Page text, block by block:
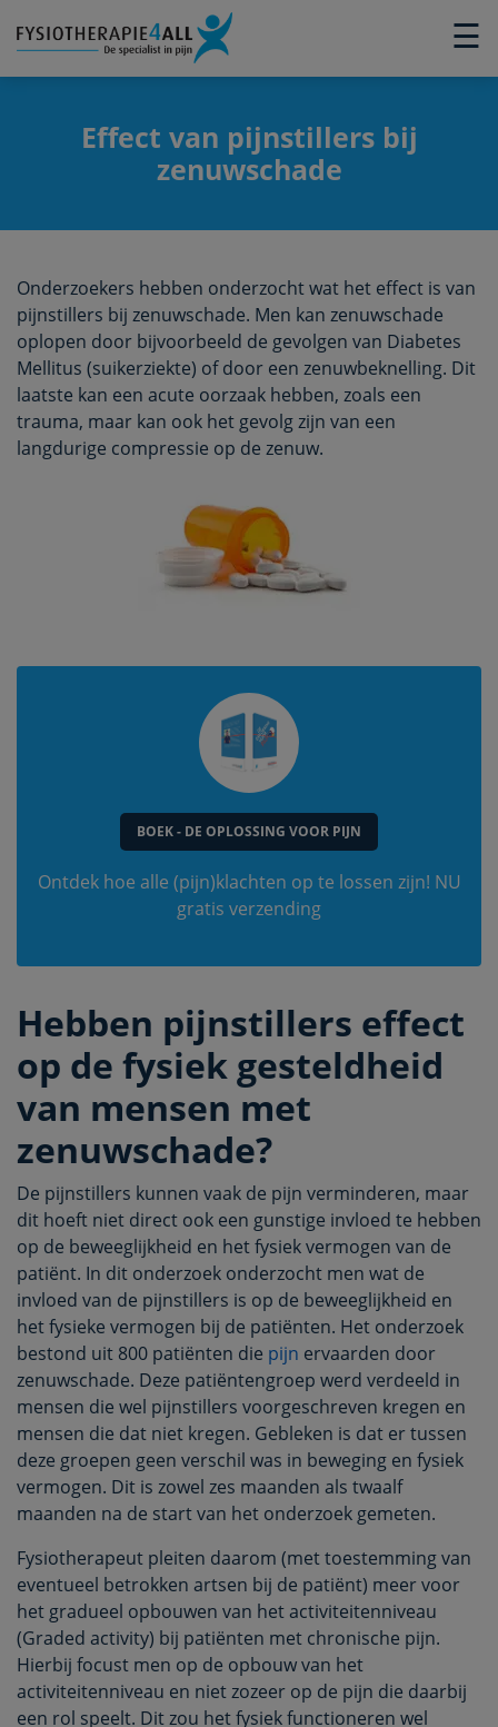
☰
×
Effect van pijnstillers bij
zenuwschade
Onderzoekers hebben onderzocht wat het effect is van
pijnstillers bij zenuwschade. Men kan zenuwschade
oplopen door bijvoorbeeld de gevolgen van Diabetes
Mellitus (suikerziekte) of door een zenuwbeknelling. Dit
laatste kan een acute oorzaak hebben, zoals een
trauma, maar kan ook het gevolg zijn van een
langdurige compressie op de zenuw.
BOEK - DE OPLOSSING VOOR PIJN
Ontdek hoe alle (pijn)klachten op te lossen zijn! NU
gratis verzending
Hebben pijnstillers effect
op de fysiek gesteldheid
van mensen met
zenuwschade?
De pijnstillers kunnen vaak de pijn verminderen, maar
dit hoeft niet direct ook een gunstige invloed te hebben
op de beweeglijkheid en het fysiek vermogen van de
patiënt. In dit onderzoek onderzocht men wat de
invloed van de pijnstillers is op de beweeglijkheid en
het fysieke vermogen bij de patiënten. Het onderzoek
bestond uit 800 patiënten die pijn ervaarden door
zenuwschade. Deze patiëntengroep werd verdeeld in
mensen die wel pijnstillers voorgeschreven kregen en
mensen die dat niet kregen. Gebleken is dat er tussen
deze groepen geen verschil was in beweging en fysiek
vermogen. Dit is zowel zes maanden als twaalf
maanden na de start van het onderzoek gemeten.
Fysiotherapeut pleiten daarom (met toestemming van
eventueel betrokken artsen bij de patiënt) meer voor
het gradueel opbouwen van het activiteitenniveau
(Graded activity) bij patiënten met chronische pijn.
Hierbij focust men op de opbouw van het
activiteitenniveau en niet zozeer op de pijn die daarbij
een rol speelt. Dit zou het fysiek functioneren wel